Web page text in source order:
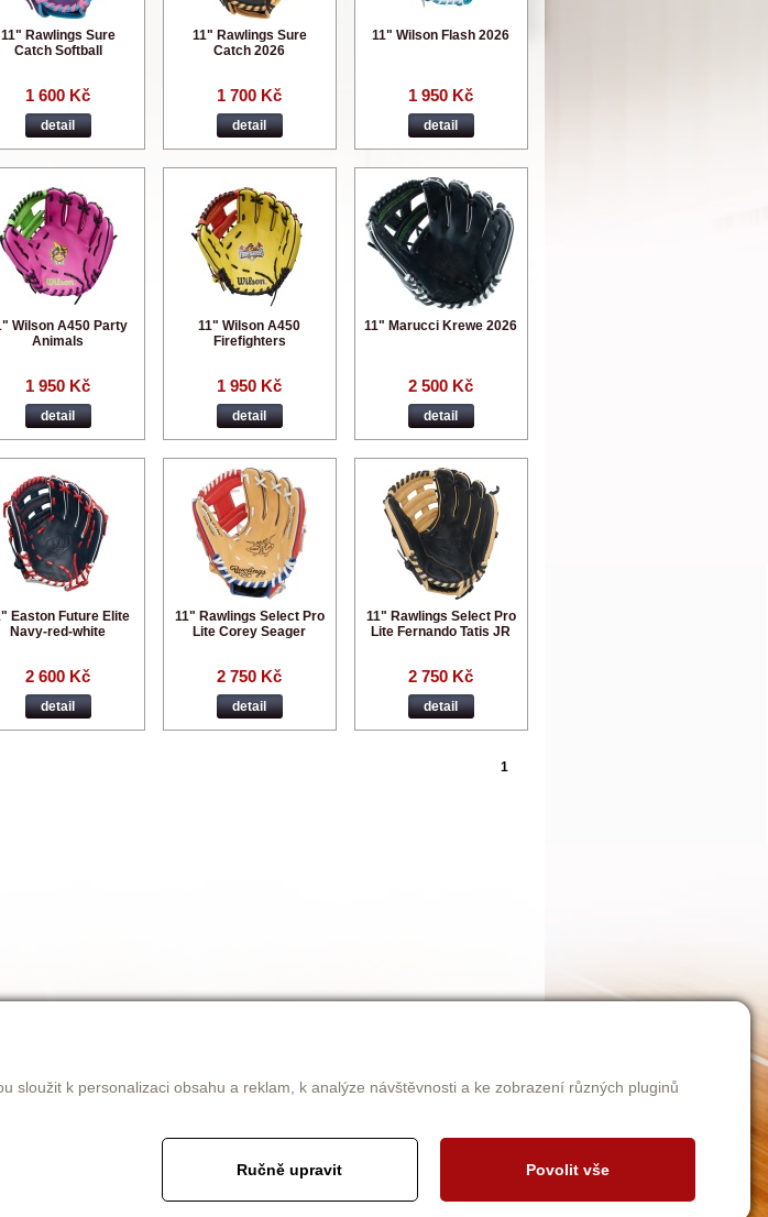
k personalizaci obsahu a reklam, k analýze návštěvnosti a ke zobrazení různých pluginů
Ručně upravit Povolit vše
11" Rawlings Sure
Catch Softball
1 600 Kč
detail
11" Rawlings Sure
Catch 2026
1 700 Kč
detail
11" Wilson Flash 2026
1 950 Kč
detail
Wilson A450 Party
Animals
1 950 Kč
detail
11" Wilson A450
Firefighters
1 950 Kč
detail
11" Marucci Krewe 2026
2 500 Kč
detail
Easton Future Elite
Navy-red-white
2 600 Kč
detail
11" Rawlings Select Pro
Lite Corey Seager
2 750 Kč
detail
11" Rawlings Select Pro
Lite Fernando Tatis JR
2 750 Kč
detail
1